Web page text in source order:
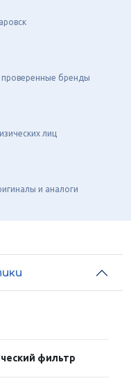
бренды
лиц
и аналоги
фильтр